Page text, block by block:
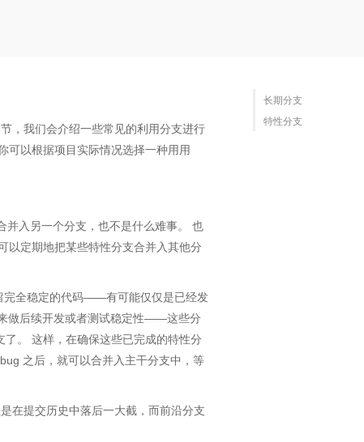
，我们会介绍一些常见的利用分支进行
可以根据项目实际情况选择一种用用
并入另一个分支，也不是什么难事。 也
以定期地把某些特性分支合并入其他分
完全稳定的代码——有可能仅仅是已经发
做后续开发或者测试稳定性——这些分
。 这样，在确保这些已完成的特性分
之后，就可以合并入主干分支中，等
在提交历史中落后一大截，而前沿分支
长期分支
特性分支